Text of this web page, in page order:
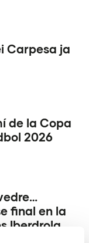
Carpesa ja
de la Copa
2026
final en la
Iberdrola